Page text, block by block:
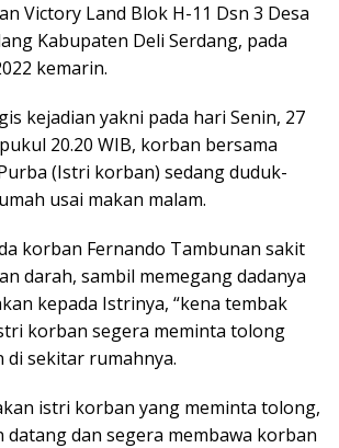
Victory Land Blok H-11 Dsn 3 Desa
Kabupaten Deli Serdang, pada
kemarin.
kejadian yakni pada hari Senin, 27
20.20 WIB, korban bersama
(Istri korban) sedang duduk-
usai makan malam.
korban Fernando Tambunan sakit
darah, sambil memegang dadanya
kepada Istrinya, “kena tembak
korban segera meminta tolong
sekitar rumahnya.
istri korban yang meminta tolong,
dan segera membawa korban